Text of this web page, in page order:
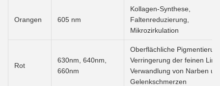
Orangen 605 nm
Kollagen-Synthese,
Faltenreduzierung,
Mikrozirkulation
Rot
630nm, 640nm,
660nm
Oberflächliche
Verringerung der feinen
Verwandlung von Narben
Gelenkschmerzen